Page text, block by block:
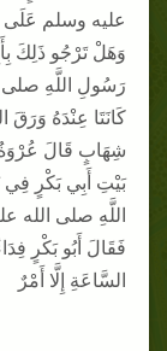
عليه وسلم عَلَى
وَهَلْ تَرْجُو ذَلِكَ
رَسُولِ اللَّهِ صلى
كَانَتَا عِنْدَهُ وَرَقَ
شِهَابٍ قَالَ
بَيْتِ أَبِي بَكْرٍ فِي
اللَّهِ صلى الله
فَقَالَ أَبُو بَكْرٍ
السَّاعَةِ إِلَّا أَمْرٌ